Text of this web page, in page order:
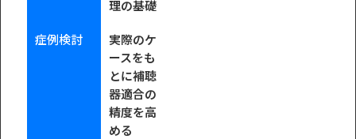
理の基礎
症例検討
実際のケ
ースをも
とに補聴
器適合の
精度を高
める